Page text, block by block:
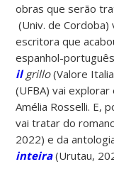
obras que serão
(Univ. de
escritora que
espanhol-
il grillo(Valore
(UFBA) vai
Amélia Rosselli. E,
vai tratar do
2022) e da
inteira (Urutau,